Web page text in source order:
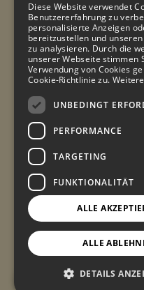
Info
Angebote
Kontakt
Arbeiten Sie mit uns
Qualitätspolitik
Rechtlicher Hinweis Cookie-
Buchungsbedingungen
© 2025. Made with
Diese Website verwendet
Benutzererfahrung zu
personalisierte Anzeigen
bereitzustellen und
zu analysieren. Durch die
unserer Webseite stimmen
Verwendung von Cookies
Cookie-Richtlinie zu.
UNBEDINGT
PERFORMANCE
TARGETING
FUNKTIONALITÄT
ALLE
ALLE
DETAILS